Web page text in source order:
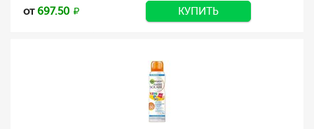
от697.50 КУПИТЬ